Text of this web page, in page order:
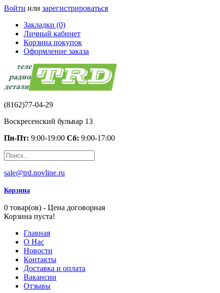
Войти или зарегистрироваться
Закладки (0)
Личный кабинет
Корзина покупок
Оформление заказа
(8162)77-04-29
Воскресенский бульвар 13
Пн-Пт: 9:00-19:00 Сб: 9:00-17:00
sale@trd.novline.ru
Корзина
0 товар(ов) - Цена договорная
Корзина пуста!
Главная
О Нас
Новости
Контакты
Доставка и оплата
Вакансии
Отзывы